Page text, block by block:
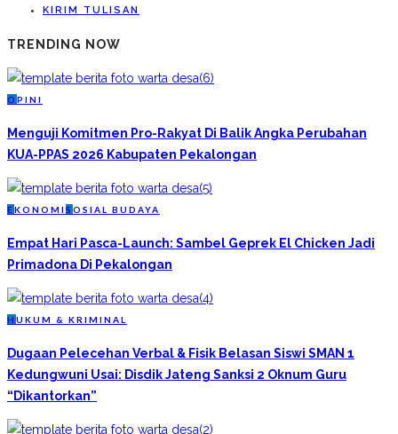
KIRIM TULISAN
TRENDING NOW
O PINI
Menguji Komitmen Pro-Rakyat Di Balik Angka Perubahan
KUA-PPAS 2026 Kabupaten Pekalongan
EKONOMI S OSIAL BUDAYA
Empat Hari Pasca-Launch: Sambel Geprek El Chicken Jadi
Primadona Di Pekalongan
H UKUM & KRIMINAL
Dugaan Pelecehan Verbal & Fisik Belasan Siswi SMAN 1
Kedungwuni Usai: Disdik Jateng Sanksi 2 Oknum Guru
“Dikantorkan”